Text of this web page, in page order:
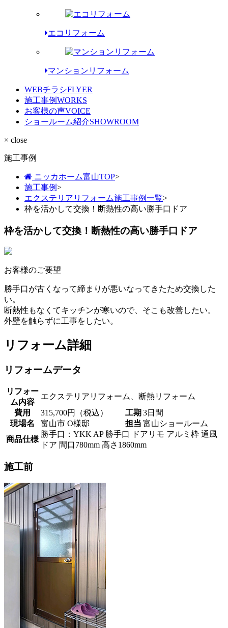
エコリフォーム
マンションリフォーム
WEBチラシFLYER
施工事例WORKS
お客様の声VOICE
ショールーム紹介SHOWROOM
× close
施工事例
ニッカホーム富山TOP>
施工事例>
エクステリアリフォーム施工事例一覧>
枠を活かして交換！断熱性の高い勝手口ドア
枠を活かして交換！断熱性の高い勝手口ドア
お客様のご要望
勝手口が古くなって締まりが悪いなってきたため交換した
い。
断熱性もなくてキッチンが寒いので、そこも改善したい。
外壁を触らずに工事をしたい。
リフォーム詳細
リフォームデータ
リフォー
ム内容
エクステリアリフォーム、断熱リフォーム
費用
315,700円（税込） 工期 3日間
現場名
富山市 O様邸 担当 富山ショールーム
商品仕様
勝手口：YKK AP 勝手口 ドアリモ アルミ枠 通風
ドア 間口780mm 高さ1860mm
施工前